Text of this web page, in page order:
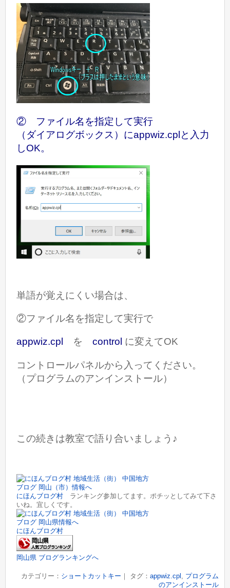
② ファイル名を指定して実行
（ダイアログボックス）にappwiz.cplと入力
しOK。
単語が覚えにくい場合は、
②ファイル名を指定して実行で
appwiz.cpl をcontrol に変えてOK
コントロールパネルから入ってください。
（プログラムのアンインストール）
この続きは教室で語り合いましょう♪
にほんブログ村 ランキング参加してます。ポチッとしてみて下さ
いね。宜しくです。
にほんブログ村
岡山県 ブログランキングへ
カテゴリー： ショートカットキー ｜ タグ： appwiz.cpl
プログラム
のアンインストール